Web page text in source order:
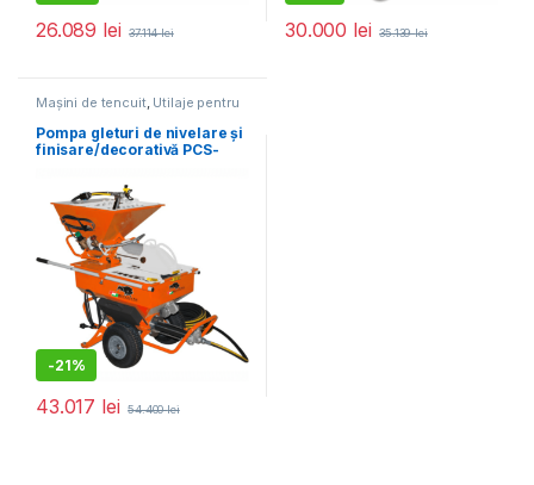
26.089 lei 37.114lei 30.000 lei 35.139lei
Mașini de tencuit, Utilaje pentru
construcții
Pompa gleturi de nivelare și
finisare/decorativă PCS-
-21%
43.017 lei 54.400lei